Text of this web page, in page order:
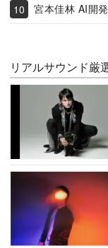
宮本佳林 AI開
リアルサウンド厳